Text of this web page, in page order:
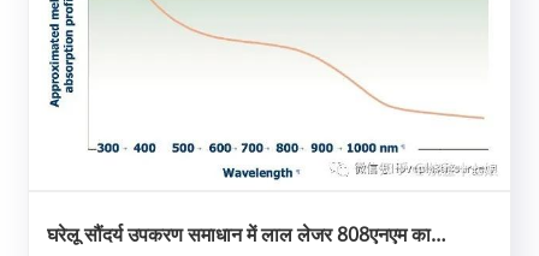
घरेलू सौंदर्य उपकरण समाधान में लाल लेजर 808एनएम का